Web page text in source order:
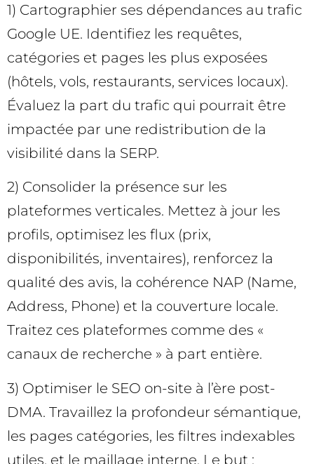
1) Cartographier ses dépendances au trafic
Google UE. Identifiez les requêtes,
catégories et pages les plus exposées
(hôtels, vols, restaurants, services locaux).
Évaluez la part du trafic qui pourrait être
impactée par une redistribution de la
visibilité dans la SERP.
2) Consolider la présence sur les
plateformes verticales. Mettez à jour les
profils, optimisez les flux (prix,
disponibilités, inventaires), renforcez la
qualité des avis, la cohérence NAP (Name,
Address, Phone) et la couverture locale.
Traitez ces plateformes comme des «
canaux de recherche » à part entière.
3) Optimiser le SEO on-site à l’ère post-
DMA. Travaillez la profondeur sémantique,
les pages catégories, les filtres indexables
utiles, et le maillage interne. Le but :